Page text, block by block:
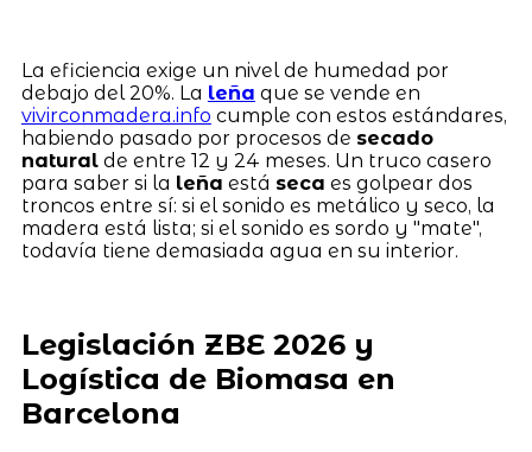
La eficiencia exige un nivel de humedad por
debajo del 20%. La leña que se vende en
vivirconmadera.info cumple con estos estándares,
habiendo pasado por procesos de secado
naturalde entre 12 y 24 meses. Un truco casero
para saber si la leña está seca es golpear dos
troncos entre sí: si el sonido es metálico y seco, la
madera está lista; si el sonido es sordo y "mate",
todavía tiene demasiada agua en su interior.
Legislación ZBE 2026 y
Logística de Biomasa en
Barcelona